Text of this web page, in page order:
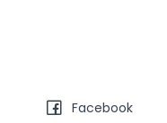
Facebook